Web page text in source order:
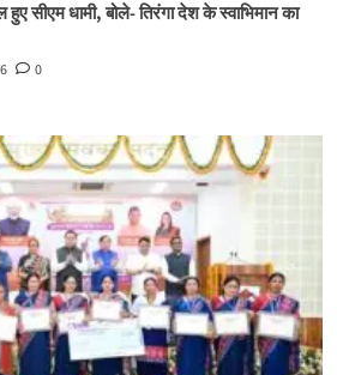
हुए सीएम धामी, बोले- तिरंगा देश के स्वाभिमान का
0